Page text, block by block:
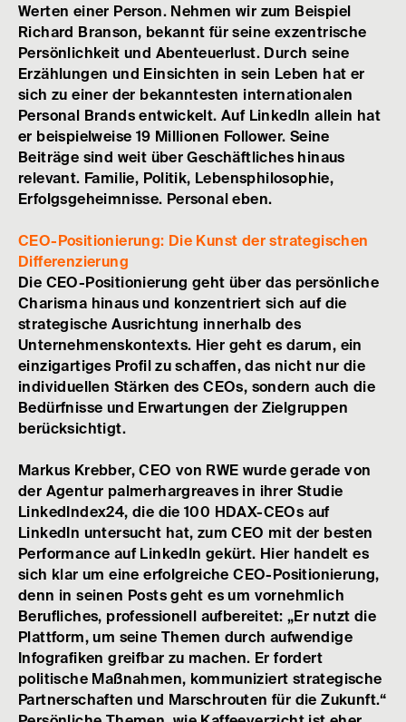
Werten einer Person. Nehmen wir zum Beispiel
Richard Branson, bekannt für seine exzentrische
Persönlichkeit und Abenteuerlust. Durch seine
Erzählungen und Einsichten in sein Leben hat er
sich zu einer der bekanntesten internationalen
Personal Brands entwickelt. Auf LinkedIn allein hat
er beispielweise 19 Millionen Follower. Seine
Beiträge sind weit über Geschäftliches hinaus
relevant. Familie, Politik, Lebensphilosophie,
Erfolgsgeheimnisse. Personal eben.
CEO-Positionierung: Die Kunst der strategischen
Differenzierung
Die CEO-Positionierung geht über das persönliche
Charisma hinaus und konzentriert sich auf die
strategische Ausrichtung innerhalb des
Unternehmenskontexts. Hier geht es darum, ein
einzigartiges Profil zu schaffen, das nicht nur die
individuellen Stärken des CEOs, sondern auch die
Bedürfnisse und Erwartungen der Zielgruppen
berücksichtigt.
Markus Krebber, CEO von RWE wurde gerade von
der Agentur palmerhargreaves in ihrer Studie
LinkedIndex24, die die 100 HDAX-CEOs auf
LinkedIn untersucht hat, zum CEO mit der besten
Performance auf LinkedIn gekürt. Hier handelt es
sich klar um eine erfolgreiche CEO-Positionierung,
denn in seinen Posts geht es um vornehmlich
Berufliches, professionell aufbereitet: „Er nutzt die
Plattform, um seine Themen durch aufwendige
Infografiken greifbar zu machen. Er fordert
politische Maßnahmen, kommuniziert strategische
Partnerschaften und Marschrouten für die Zukunft.“